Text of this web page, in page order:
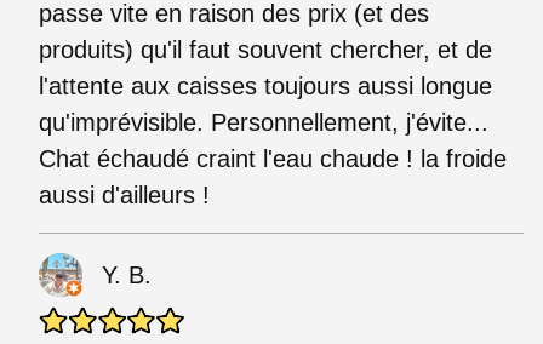
passe vite en raison des prix (et des
produits) qu'il faut souvent chercher, et de
l'attente aux caisses toujours aussi longue
qu'imprévisible. Personnellement, j'évite...
Chat échaudé craint l'eau chaude ! la froide
aussi d'ailleurs !
Y. B.